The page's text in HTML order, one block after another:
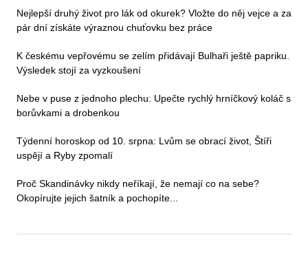
Nejlepší druhý život pro lák od okurek? Vložte do něj vejce a za
pár dní získáte výraznou chuťovku bez práce
K českému vepřovému se zelím přidávají Bulhaři ještě papriku.
Výsledek stojí za vyzkoušení
Nebe v puse z jednoho plechu: Upečte rychlý hrníčkový koláč s
borůvkami a drobenkou
Týdenní horoskop od 10. srpna: Lvům se obrací život, Štíři
uspějí a Ryby zpomalí
Proč Skandinávky nikdy neříkají, že nemají co na sebe?
Okopírujte jejich šatník a pochopíte...